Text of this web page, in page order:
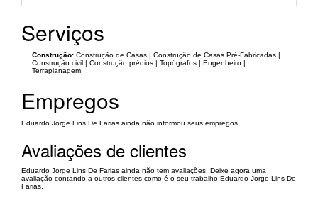
Serviços
Construção: Construção de Casas | Construção de Casas Pré-Fabricadas |
Construção civil | Construção prédios | Topógrafos | Engenheiro |
Terraplanagem
Empregos
Eduardo Jorge Lins De Farias ainda não informou seus empregos.
Avaliações de clientes
Eduardo Jorge Lins De Farias ainda não tem avaliações. Deixe agora uma
avaliação contando a outros clientes como é o seu trabalho Eduardo Jorge Lins De
Farias.